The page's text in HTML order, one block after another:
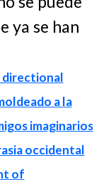
ya se han
directional
a la
imaginarios
occidental
of